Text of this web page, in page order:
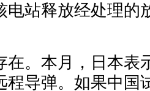
电站释放经处理的
在。本月，日本表
程导弹。如果中国